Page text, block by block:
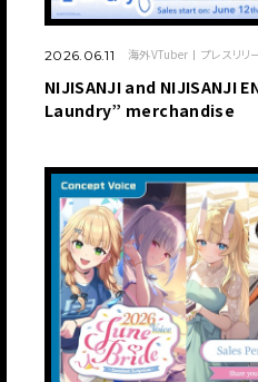
2026.06.11 海外VTuber プレスリリ
NIJISANJI and NIJISANJI
Laundry” merchandise